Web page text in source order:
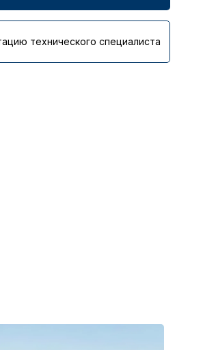
технического специалиста